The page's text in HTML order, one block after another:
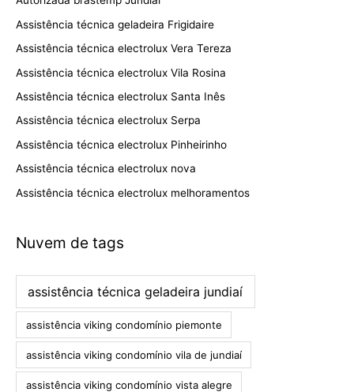
Assistência técnica geladeira Frigidaire
Assistência técnica electrolux Vera Tereza
Assistência técnica electrolux Vila Rosina
Assistência técnica electrolux Santa Inês
Assistência técnica electrolux Serpa
Assistência técnica electrolux Pinheirinho
Assistência técnica electrolux nova
Assistência técnica electrolux melhoramentos
Nuvem de tags
assistência técnica geladeira jundiaí
assistência viking condomínio piemonte
assistência viking condomínio vila de jundiaí
assistência viking condomínio vista alegre